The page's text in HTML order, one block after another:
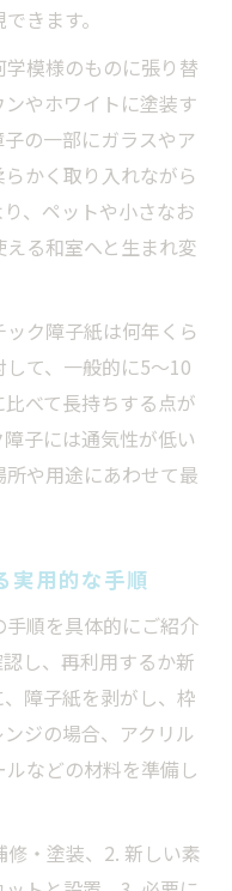
リフォームの秘訣
ムのデザイン事例
イン性を高める方
和モダン空間を作
きます。
模様のものに張り替
やホワイトに塗装す
の一部にガラスやア
かく取り入れながら
、ペットや小さなお
る和室へと生まれ変
ク障子紙は何年くら
て、一般的に5～10
べて長持ちする点が
子には通気性が低い
や用途にあわせて最
実用的な手順
順を具体的にご紹介
し、再利用するか新
障子紙を剥がし、枠
ジの場合、アクリル
などの材料を準備し
・塗装、2. 新しい素